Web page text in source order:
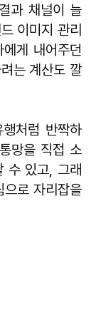
과 채널이 늘
이미지 관리
게 내어주던
는 계산도 깔
처럼 반짝하
망을 직접 소
수 있고, 그래
으로 자리잡을